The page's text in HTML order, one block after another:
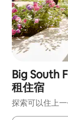
Big South
租住宿
探索可以住上